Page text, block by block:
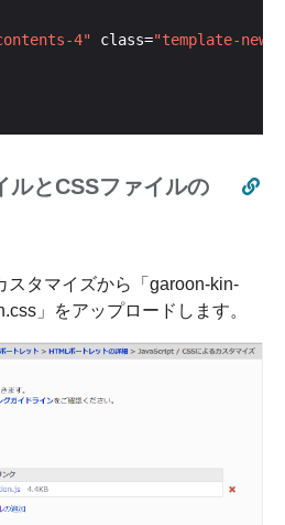
4" class="template-
とCSSファイルの
スタマイズから「garoon-kin-
」をアップロードします。